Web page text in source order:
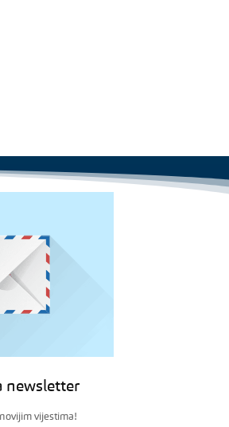
newsletter
vijestima!